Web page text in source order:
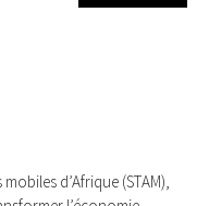
d’Afrique (STAM),